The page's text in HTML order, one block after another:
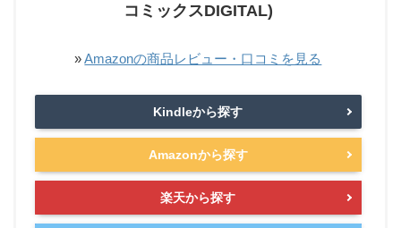
コミックスDIGITAL)
»Amazonの商品レビュー・口コミを見る
Kindleから探す
Amazonから探す
楽天から探す